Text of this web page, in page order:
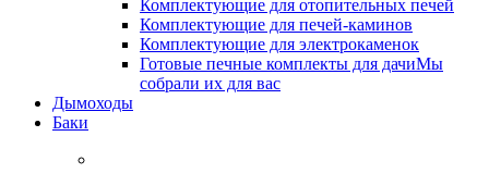
Комплектующие для отопительных печей
Комплектующие для печей-каминов
Комплектующие для электрокаменок
Готовые печные комплекты для дачиМы
собрали их для вас
Дымоходы
Баки